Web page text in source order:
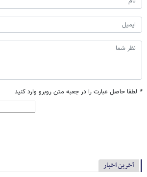
* لطفا حاصل عبارت را در جعبه متن روبرو وارد کنید
آخرین اخبار